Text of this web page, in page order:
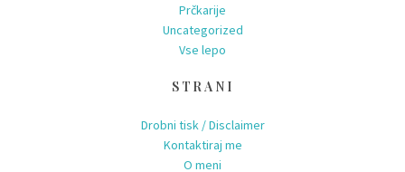
Prčkarije
Uncategorized
Vse lepo
STRANI
Drobni tisk / Disclaimer
Kontaktiraj me
O meni